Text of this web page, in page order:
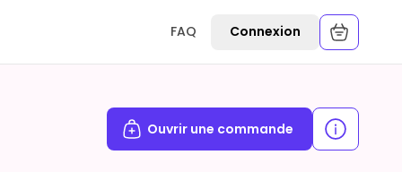
FAQ Connexion
Ouvrir une commande